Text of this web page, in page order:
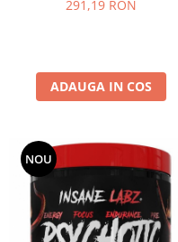
291,19 RON
ADAUGA IN COS
NOU